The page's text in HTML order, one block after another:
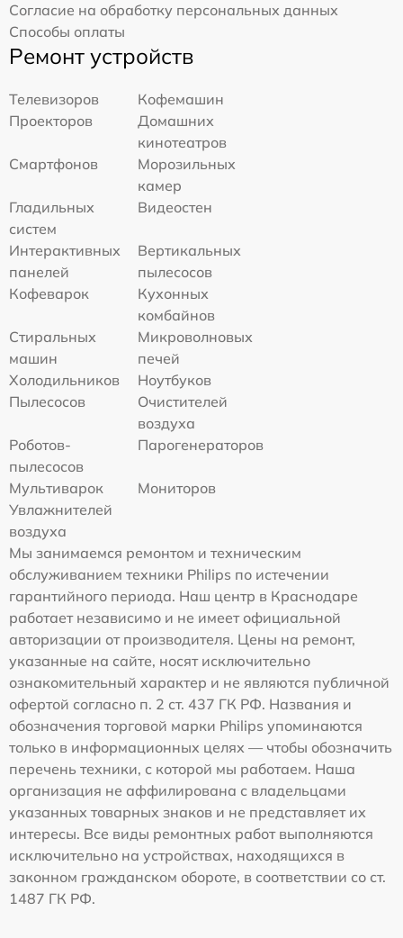
Согласие на обработку персональных данных
Способы оплаты
Ремонт устройств
Телевизоров
Кофемашин
Проекторов
Домашних
кинотеатров
Смартфонов
Морозильных
камер
Гладильных
систем
Видеостен
Интерактивных
панелей
Вертикальных
пылесосов
Кофеварок
Кухонных
комбайнов
Стиральных
машин
Микроволновых
печей
Холодильников
Ноутбуков
Пылесосов
Очистителей
воздуха
Роботов-
пылесосов
Парогенераторов
Мультиварок
Мониторов
Увлажнителей
воздуха
Мы занимаемся ремонтом и техническим
обслуживанием техники Philips по истечении
гарантийного периода. Наш центр в Краснодаре
работает независимо и не имеет официальной
авторизации от производителя. Цены на ремонт,
указанные на сайте, носят исключительно
ознакомительный характер и не являются публичной
офертой согласно п. 2 ст. 437 ГК РФ. Названия и
обозначения торговой марки Philips упоминаются
только в информационных целях — чтобы обозначить
перечень техники, с которой мы работаем. Наша
организация не аффилирована с владельцами
указанных товарных знаков и не представляет их
интересы. Все виды ремонтных работ выполняются
исключительно на устройствах, находящихся в
законном гражданском обороте, в соответствии со ст.
1487 ГК РФ.